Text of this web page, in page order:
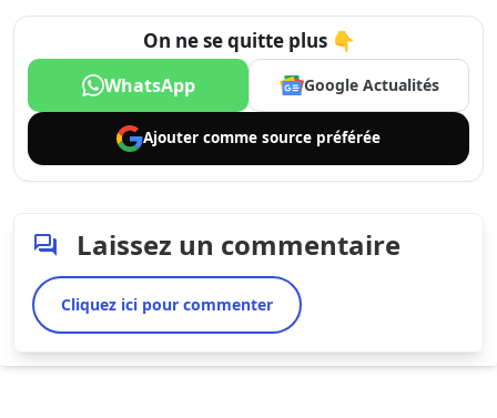
On ne se quitte plus 👇
WhatsApp Google Actualités
Ajouter comme source préférée
Laissez un commentaire
Cliquez ici pour commenter